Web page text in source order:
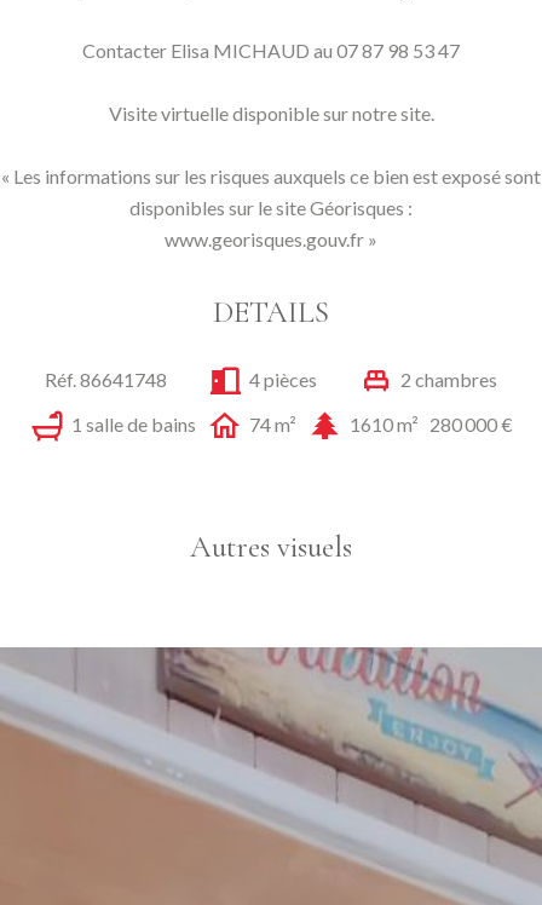
Contacter Elisa MICHAUD au 07 87 98 53 47
Visite virtuelle disponible sur notre site.
« Les informations sur les risques auxquels ce bien est exposé sont
disponibles sur le site Géorisques :
www.georisques.gouv.fr »
DETAILS
Réf. 86641748 4 pièces
2 chambres
1 salle de bains
74 m² 1610 m² 280 000 €
Autres visuels